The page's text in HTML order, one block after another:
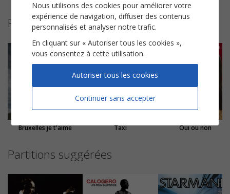
Plus de partitions de Angèle
Bruxelles je t'aime Taxi Oui ou non
Partitions suggérées
Nous utilisons des cookies pour améliorer votre
expérience de navigation, diffuser des contenus
personnalisés et analyser notre trafic.
En cliquant sur « Autoriser tous les cookies »,
vous consentez à cette utilisation.
Continuer sans accepter
Autoriser tous les cookies